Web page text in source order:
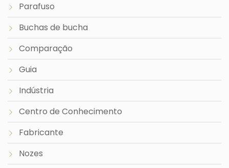
Parafuso
Buchas de bucha
Comparação
Guia
Indústria
Centro de Conhecimento
Fabricante
Nozes